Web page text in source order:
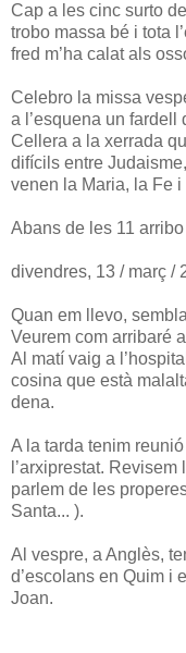
Cap a les cinc surto
trobo massa bé i tota
fred m’ha calat als
Celebro la missa
a l’esquena un fardell
Cellera a la xerrada
difícils entre
venen la Maria, la Fe
Abans de les 11
divendres, 13 / març /
Quan em llevo,
Veurem com arribaré
Al matí vaig a
cosina que està
dena.
A la tarda tenim
l’arxiprestat.
parlem de les
Santa... ).
Al vespre, a Anglès,
d’escolans en Quim i
Joan.